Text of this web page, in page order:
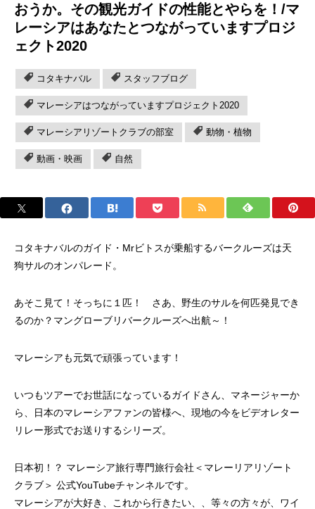
おうか。その観光ガイドの性能とやらを！/マ
レーシアはあなたとつながっていますプロジ
ェクト2020
コタキナバル スタッフブログ
マレーシアはつながっていますプロジェクト2020
マレーシアリゾートクラブの部室 動物・植物
動画・映画 自然
コタキナバルのガイド・Mrビトスが乗船するバークルーズは天
狗サルのオンパレード。
あそこ見て！そっちに１匹！ さあ、野生のサルを何匹発見でき
るのか？マングローブリバークルーズへ出航～！
マレーシアも元気で頑張っています！
いつもツアーでお世話になっているガイドさん、マネージャーか
ら、日本のマレーシアファンの皆様へ、現地の今をビデオレター
リレー形式でお送りするシリーズ。
日本初！？ マレーシア旅行専門旅行会社＜マレーリアリゾート
クラブ＞ 公式YouTubeチャンネルです。
マレーシアが大好き、これから行きたい、、等々の方々が、ワイ